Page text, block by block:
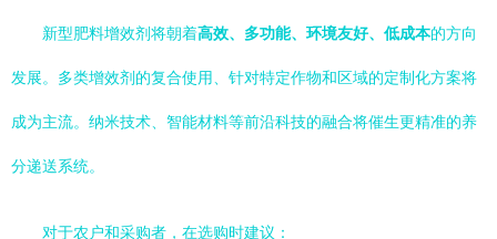
新型肥料增效剂将朝着高效、多功能、环境友好、低成本的方向
发展。多类增效剂的复合使用、针对特定作物和区域的定制化方案将
成为主流。纳米技术、智能材料等前沿科技的融合将催生更精准的养
分递送系统。
对于农户和采购者，在选购时建议：